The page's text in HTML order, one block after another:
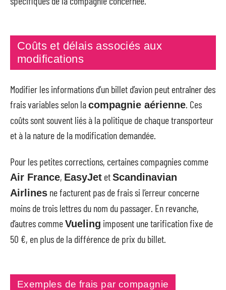
Coûts et délais associés aux
modifications
Modifier les informations d’un billet d’avion peut entraîner des
frais variables selon lacompagnie aérienne . Ces
coûts sont souvent liés à la politique de chaque transporteur
et à la nature de la modification demandée.
Pour les petites corrections, certaines compagnies comme
Air France, EasyJet etScandinavian
Airlines ne facturent pas de frais si l’erreur concerne
moins de trois lettres du nom du passager. En revanche,
d’autres commeVueling imposent une tarification fixe de
50 €, en plus de la différence de prix du billet.
Exemples de frais par compagnie